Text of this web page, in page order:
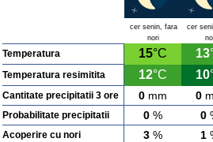
cer senin, fara
nori
cer
Temperatura 15°C 13
Temperatura resimitita 12°C 10
Cantitate precipitatii 3 ore 0 mm 0
Probabilitate precipitatii 0 % 0
Acoperire cu nori 3 % 1